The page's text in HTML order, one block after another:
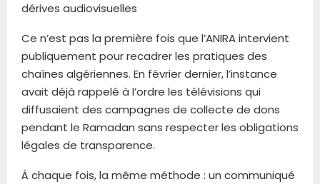
dérives audiovisuelles
Ce n’est pas la première fois que l’ANIRA intervient
publiquement pour recadrer les pratiques des
chaînes algériennes. En février dernier, l’instance
avait déjà rappelé à l’ordre les télévisions qui
diffusaient des campagnes de collecte de dons
pendant le Ramadan sans respecter les obligations
légales de transparence.
À chaque fois, la même méthode : un communiqué